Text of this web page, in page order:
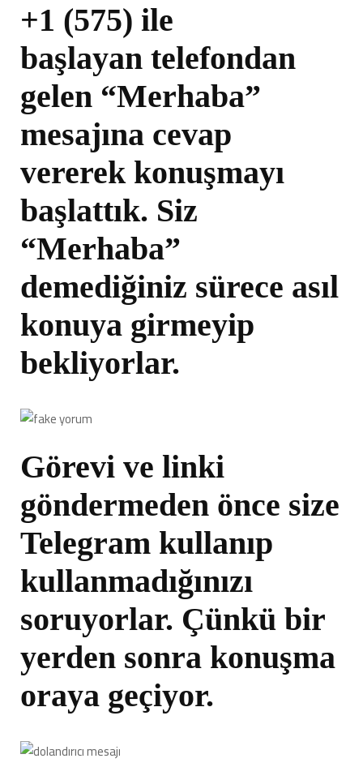
+1 (575) ile
başlayan telefondan
gelen “Merhaba”
mesajına cevap
vererek konuşmayı
başlattık. Siz
“Merhaba”
demediğiniz sürece asıl
konuya girmeyip
bekliyorlar.
Görevi ve linki
göndermeden önce size
Telegram kullanıp
kullanmadığınızı
soruyorlar. Çünkü bir
yerden sonra konuşma
oraya geçiyor.